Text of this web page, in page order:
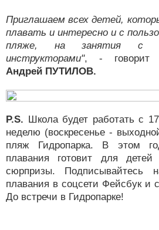
Приглашаем всех детей,
плавать и интересно и с
пляже, на занятия с
инструкторами", - говорит
Андрей ПУТИЛОВ.
P.S. Школа будет работать с
неделю (воскресенье -
пляж Гидропарка. В этом
плавания готовит для
сюрпризы. Подписывайтесь
плавания в соцсети Фейсбук и
До встречи в Гидропарке!